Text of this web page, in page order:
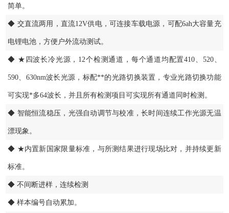
简单。
◆ 交直流两用，直流12V供电，可连接车载电源，可配6ah大容量充
电锂电池，方便户外流动测试。
◆ ★四波长冷光源，12个检测通道，每个通道均配置410、520、
590、630nm波长光源，标配**的光路切换装置，专业光路切换功能
可实现*多64波长，并且所有检测项目可实现所有通道同时检测。
◆ 智能恒流稳压，光强自动调节与校准，长时间连续工作光源无温
漂现象。
◆ ★内置新国家限量标准，与所测结果进行现场比对，并持续更新
标准。
◆ 不间断进样，连续检测
◆ 样本编号自动累加。